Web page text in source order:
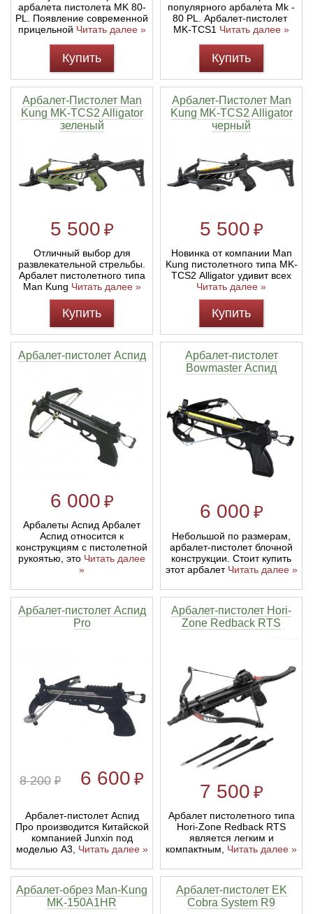
арбалета пистолета MK 80-
PL. Появление современной
прицельной Читать далее »
Купить
популярного арбалета Mk -
80 PL. Арбалет-пистолет
MK-TCS1 Читать далее »
Купить
Арбалет-Пистолет Man
Kung MK-TCS2 Alligator
зеленый
5 500 ₽
Отличный выбор для
развлекательной стрельбы.
Арбалет пистолетного типа
Man Kung Читать далее »
Купить
Арбалет-Пистолет Man
Kung MK-TCS2 Alligator
черный
5 500 ₽
Новинка от компании Man
Kung пистолетного типа MK-
TCS2 Alligator удивит всех
Читать далее »
Купить
Арбалет-пистолет Аспид
6 000 ₽
Арбалеты Аспид Арбалет
Аспид относится к
конструкциям с пистолетной
рукоятью, это Читать далее
»
Арбалет-пистолет
Bowmaster Аспид
6 000 ₽
Небольшой по размерам,
арбалет-пистолет блочной
конструкции. Стоит купить
этот арбалет Читать далее »
Арбалет-пистолет Аспид
Pro
8 200 ₽ 6 600 ₽
Арбалет-пистолет Аспид
Про производится Китайской
компанией Junxin под
моделью А3, Читать далее »
Арбалет-пистолет Hori-
Zone Redback RTS
7 500 ₽
Арбалет пистолетного типа
Hori-Zone Redback RTS
является легким и
компактным, Читать далее »
Арбалет-обрез Man-Kung
MK-150A1HR
Арбалет-пистолет EK
Cobra System R9